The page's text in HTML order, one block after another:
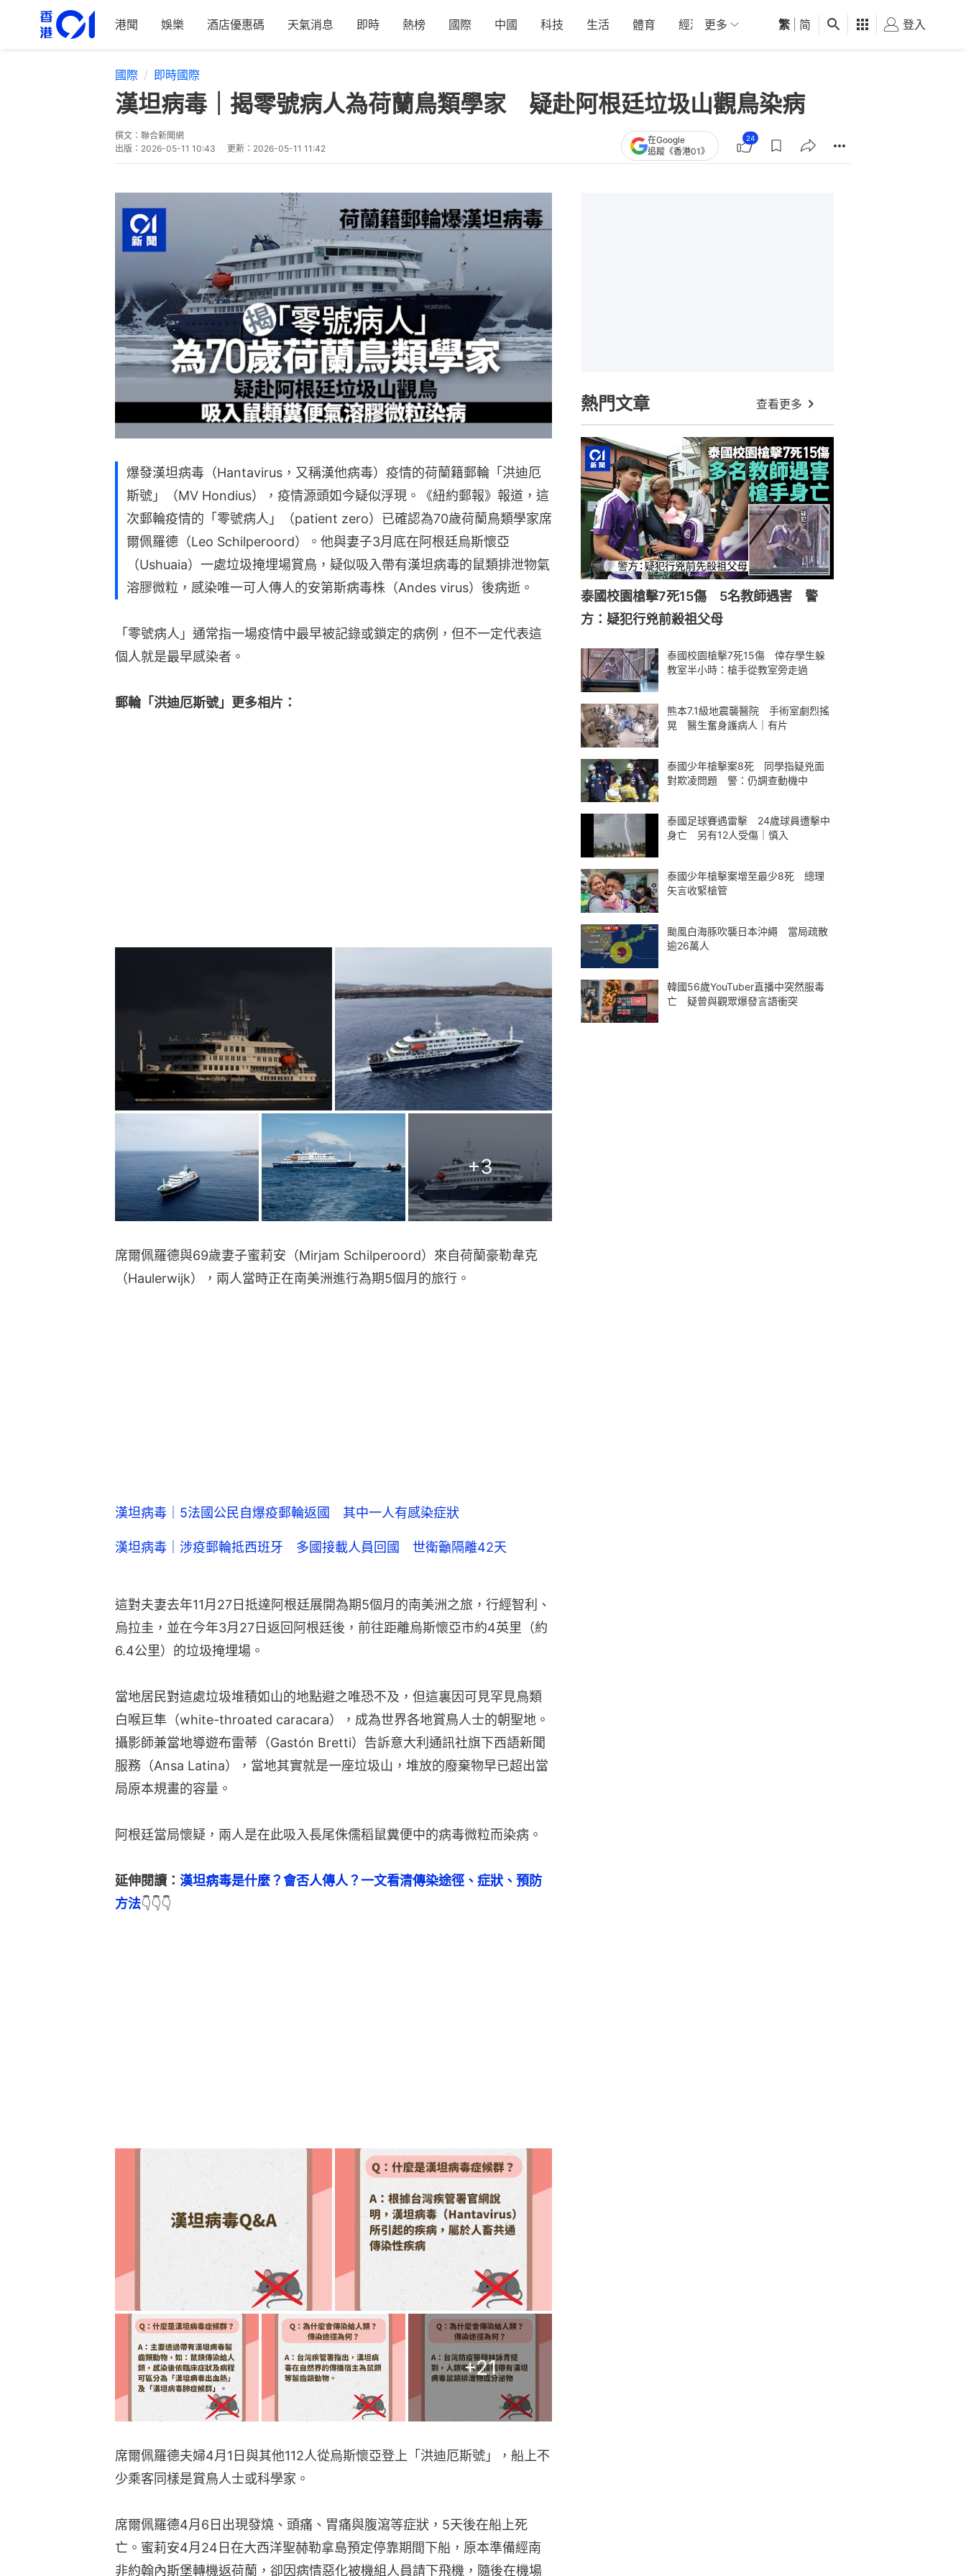
港聞 娛樂 酒店優惠碼 天氣消息 即時 熱榜 國際 中國 科技 生活 體育 經濟 01深圳 觀點 健康 好食玩飛
更多 繁 简 登入
國際 即時國際
漢坦病毒｜揭零號病人為荷蘭鳥類學家 疑赴阿根廷垃圾山觀鳥染病
撰文： 聯合新聞網
出版： 2026-05-11 10:43 更新： 2026-05-11 11:42
在Google
追蹤《香港01》
24
爆發漢坦病毒（Hantavirus，又稱漢他病毒）疫情的荷蘭籍郵輪「洪迪厄
斯號」（MV Hondius），疫情源頭如今疑似浮現。《紐約郵報》報道，這
次郵輪疫情的「零號病人」（patient zero）已確認為70歲荷蘭鳥類學家席
爾佩羅德（Leo Schilperoord）。他與妻子3月底在阿根廷烏斯懷亞
（Ushuaia）一處垃圾掩埋場賞鳥，疑似吸入帶有漢坦病毒的鼠類排泄物氣
溶膠微粒，感染唯一可人傳人的安第斯病毒株（Andes virus）後病逝。
「零號病人」通常指一場疫情中最早被記錄或鎖定的病例，但不一定代表這
個人就是最早感染者。
郵輪「洪迪厄斯號」更多相片：
+3
席爾佩羅德與69歲妻子蜜莉安（Mirjam Schilperoord）來自荷蘭豪勒韋克
（Haulerwijk），兩人當時正在南美洲進行為期5個月的旅行。
漢坦病毒｜5法國公民自爆疫郵輪返國 其中一人有感染症狀
漢坦病毒｜涉疫郵輪抵西班牙 多國接載人員回國 世衛籲隔離42天
這對夫妻去年11月27日抵達阿根廷展開為期5個月的南美洲之旅，行經智利、
烏拉圭，並在今年3月27日返回阿根廷後，前往距離烏斯懷亞市約4英里（約
6.4公里）的垃圾掩埋場。
當地居民對這處垃圾堆積如山的地點避之唯恐不及，但這裏因可見罕見鳥類
白喉巨隼（white-throated caracara），成為世界各地賞鳥人士的朝聖地。
攝影師兼當地導遊布雷蒂（Gastón Bretti）告訴意大利通訊社旗下西語新聞
服務（Ansa Latina），當地其實就是一座垃圾山，堆放的廢棄物早已超出當
局原本規畫的容量。
阿根廷當局懷疑，兩人是在此吸入長尾侏儒稻鼠糞便中的病毒微粒而染病。
延伸閱讀： 漢坦病毒是什麼？會否人傳人？一文看清傳染途徑、症狀、預防
方法👇👇👇
+21
席爾佩羅德夫婦4月1日與其他112人從烏斯懷亞登上「洪迪厄斯號」，船上不
少乘客同樣是賞鳥人士或科學家。
席爾佩羅德4月6日出現發燒、頭痛、胃痛與腹瀉等症狀，5天後在船上死
亡。蜜莉安4月24日在大西洋聖赫勒拿島預定停靠期間下船，原本準備經南
非約翰內斯堡轉機返荷蘭，卻因病情惡化被機組人員請下飛機，隨後在機場
熱門文章 查看更多
泰國校園槍擊7死15傷 5名教師遇害 警
方：疑犯行兇前殺祖父母
泰國校園槍擊7死15傷 倖存學生躲
教室半小時：槍手從教室旁走過
熊本7.1級地震襲醫院 手術室劇烈搖
晃 醫生奮身護病人｜有片
泰國少年槍擊案8死 同學指疑兇面
對欺凌問題 警：仍調查動機中
泰國足球賽遇雷擊 24歲球員遭擊中
身亡 另有12人受傷｜慎入
泰國少年槍擊案增至最少8死 總理
矢言收緊槍管
颱風白海豚吹襲日本沖繩 當局疏散
逾26萬人
韓國56歲YouTuber直播中突然服毒
亡 疑曾與觀眾爆發言語衝突